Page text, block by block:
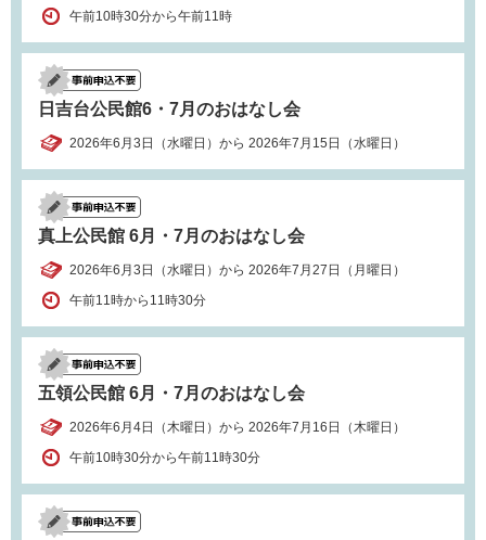
午前10時30分から午前11時
日吉台公民館6・7月のおはなし会
2026年6月3日（水曜日）から 2026年7月15日（水曜日）
真上公民館 6月・7月のおはなし会
2026年6月3日（水曜日）から 2026年7月27日（月曜日）
午前11時から11時30分
五領公民館 6月・7月のおはなし会
2026年6月4日（木曜日）から 2026年7月16日（木曜日）
午前10時30分から午前11時30分